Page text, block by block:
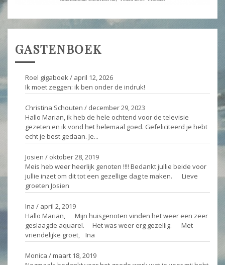
GASTENBOEK
Roel gigaboek/ april 12, 2026
Ik moet zeggen: ik ben onder de indruk!
Christina Schouten / december 29, 2023
Hallo Marian, ik heb de hele ochtend voor de televisie
gezeten en ik vond het helemaal goed. Gefeliciteerd je hebt
echt je best gedaan. Je...
Josien / oktober 28, 2019
Meis heb weer heerlijk genoten !!!! Bedankt jullie beide voor
jullie inzet om dit tot een gezellige dag te maken. Lieve
groeten Josien
Ina / april 2, 2019
Hallo Marian, Mijn huisgenoten vinden het weer een zeer
geslaagde aquarel. Het was weer erg gezellig. Met
vriendelijke groet, Ina
Monica /maart 18, 2019